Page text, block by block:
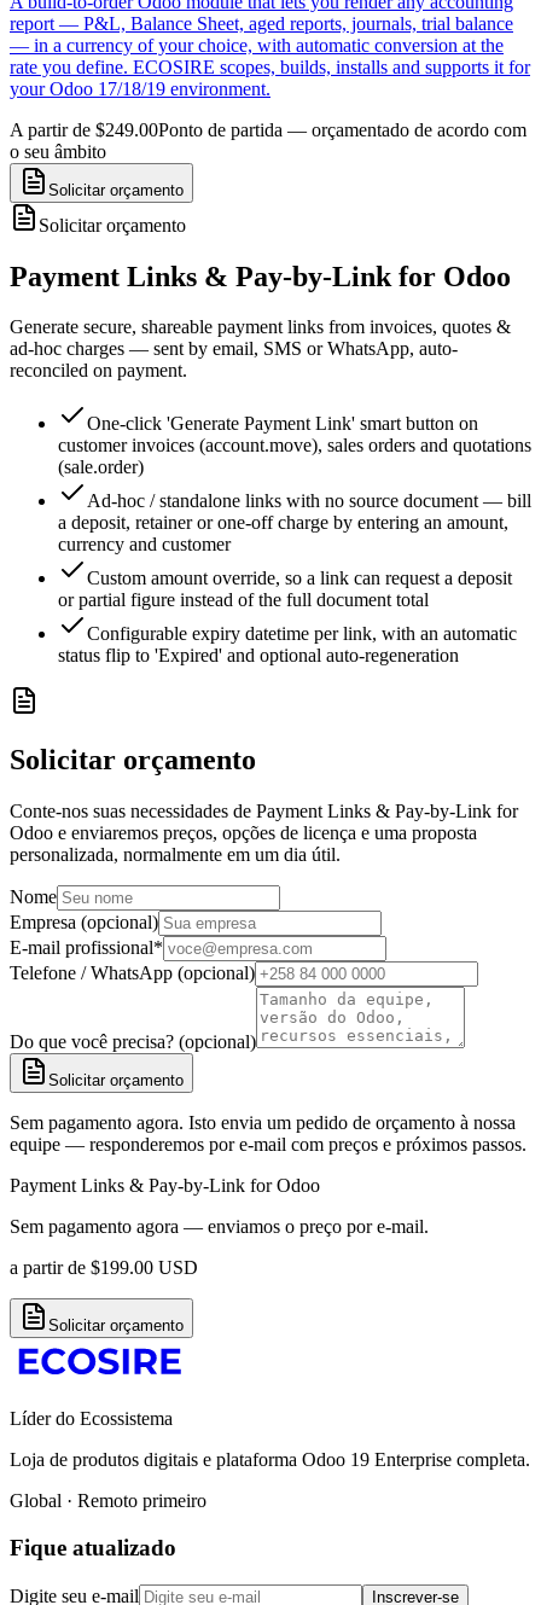
report — P&L, Balance Sheet, aged reports, journals, trial balance
— in a currency of your choice, with automatic conversion at the
rate you define. ECOSIRE scopes, builds, installs and supports it for
your Odoo 17/18/19 environment.
A partir de $249.00Ponto de partida — orçamentado de acordo com
o seu âmbito
Solicitar orçamento
Solicitar orçamento
Payment Links & Pay-by-Link for Odoo
Generate secure, shareable payment links from invoices, quotes &
ad-hoc charges — sent by email, SMS or WhatsApp, auto-
reconciled on payment.
One-click 'Generate Payment Link' smart button on
customer invoices (account.move), sales orders and quotations
(sale.order)
Ad-hoc / standalone links with no source document — bill
a deposit, retainer or one-off charge by entering an amount,
currency and customer
Custom amount override, so a link can request a deposit
or partial figure instead of the full document total
Configurable expiry datetime per link, with an automatic
status flip to 'Expired' and optional auto-regeneration
Solicitar orçamento
Conte-nos suas necessidades de Payment Links & Pay-by-Link for
Odoo e enviaremos preços, opções de licença e uma proposta
personalizada, normalmente em um dia útil.
Nome
Empresa (opcional)
E-mail profissional*
Telefone / WhatsApp (opcional)
Do que você precisa? (opcional)
Solicitar orçamento
Sem pagamento agora. Isto envia um pedido de orçamento à nossa
equipe — responderemos por e-mail com preços e próximos passos.
Payment Links & Pay-by-Link for Odoo
Sem pagamento agora — enviamos o preço por e-mail.
a partir de $199.00 USD
Solicitar orçamento
Líder do Ecossistema
Loja de produtos digitais e plataforma Odoo 19 Enterprise completa.
Global · Remoto primeiro
Fique atualizado
Digite seu e-mail Inscrever-se